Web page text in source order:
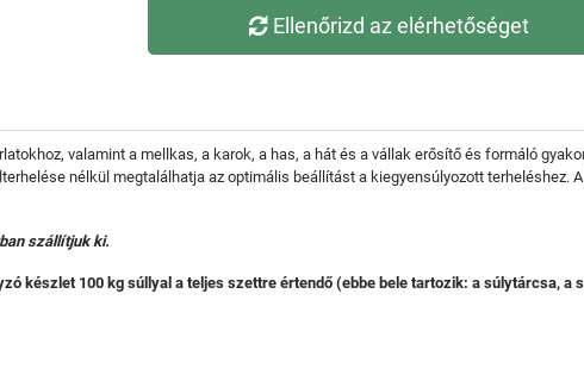
Ellenőrizd az elérhetőséget
valamint a mellkas, a karok, a has, a hát és a vállak erősítő és formáló
nélkül megtalálhatja az optimális beállítást a kiegyensúlyozott terheléshez.
szállítjuk ki.
készlet 100 kg súllyal a teljes szettre értendő (ebbe bele tartozik: a súlytárcsa, a